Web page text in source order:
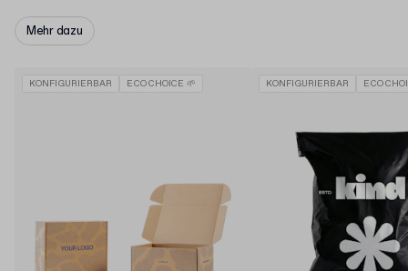
Mehr dazu
KONFIGURIERBAR ECO CHOICE 🌱 KONFIGURIERBAR ECO